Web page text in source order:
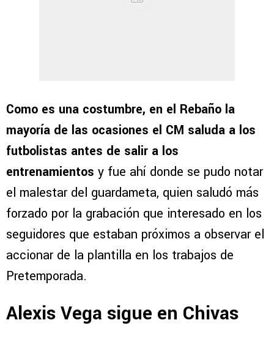
Como es una costumbre, en el Rebaño la
mayoría de las ocasiones el CM saluda a los
futbolistas antes de salir a los
entrenamientos y fue ahí donde se pudo notar
el malestar del guardameta, quien saludó más
forzado por la grabación que interesado en los
seguidores que estaban próximos a observar el
accionar de la plantilla en los trabajos de
Pretemporada.
Alexis Vega sigue en Chivas